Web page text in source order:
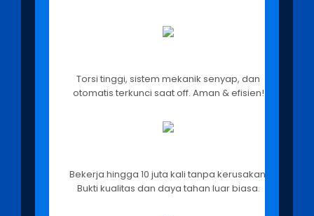
Torsi tinggi, sistem mekanik senyap, dan
otomatis terkunci saat off. Aman & efisien!
Bekerja hingga 10 juta kali tanpa kerusakan.
Bukti kualitas dan daya tahan luar biasa.